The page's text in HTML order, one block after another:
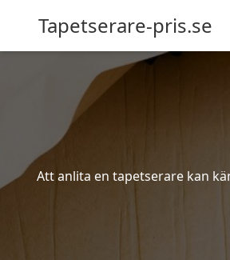
Tapetserare-pris.se
Att anlita en tapetserare kan